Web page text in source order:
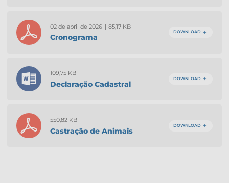
02 de abril de 2026 85,17 KB
Cronograma
DOWNLOAD
109,75 KB
Declaração Cadastral
DOWNLOAD
550,82 KB
Castração de Animais
DOWNLOAD